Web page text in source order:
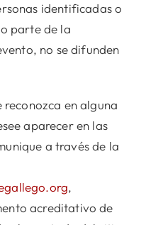
identificadas o
parte de la
no se difunden
reconozca en alguna
aparecer en las
a través de la
,
acreditativo de